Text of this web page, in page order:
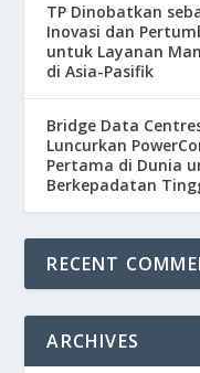
TP Dinobatkan
Inovasi dan
untuk Layanan
di Asia-Pasifik
Bridge Data
Luncurkan
Pertama di Dunia
Berkepadatan
RECENT
ARCHIVES